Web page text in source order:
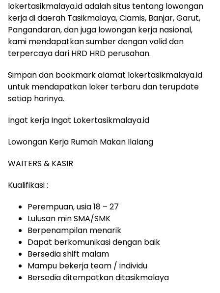
lokertasikmalaya.id adalah situs tentang lowongan
kerja di daerah Tasikmalaya, Ciamis, Banjar, Garut,
Pangandaran, dan juga lowongan kerja nasional,
kami mendapatkan sumber dengan valid dan
terpercaya dari HRD HRD perusahan.
Simpan dan bookmark alamat lokertasikmalaya.id
untuk mendapatkan loker terbaru dan terupdate
setiap harinya.
Ingat kerja Ingat Lokertasikmalaya.id
Lowongan Kerja Rumah Makan Ilalang
WAITERS & KASIR
Kualifikasi :
Perempuan, usia 18 – 27
Lulusan min SMA/SMK
Berpenampilan menarik
Dapat berkomunikasi dengan baik
Bersedia shift malam
Mampu bekerja team / individu
Bersedia ditempatkan ditasikmalaya